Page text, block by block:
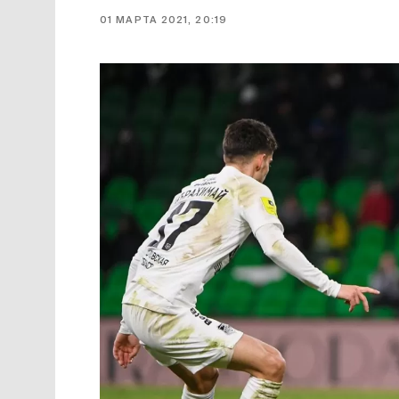
01 МАРТА 2021, 20:19